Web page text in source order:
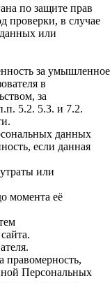
по защите прав
проверки, в случае
или
за умышленное
в
за
5.2. 5.3. и 7.2.
данных
если данная
или
момента её
правомерность,
Персональных